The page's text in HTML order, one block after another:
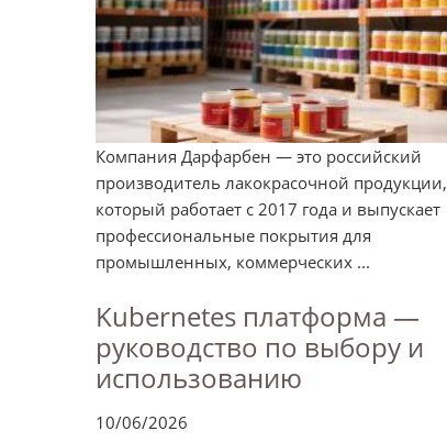
Компания Дарфарбен — это российский
производитель лакокрасочной продукции,
который работает с 2017 года и выпускает
профессиональные покрытия для
промышленных, коммерческих ...
Kubernetes платформа —
руководство по выбору и
использованию
10/06/2026